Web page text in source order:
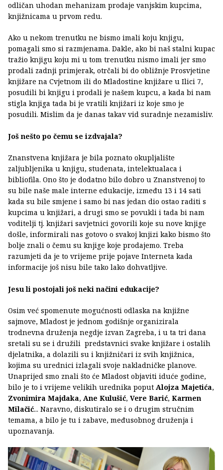
odličan uhodan mehanizam prodaje vanjskim kupcima,
knjižnicama u prvom redu.
Ako u nekom trenutku ne bismo imali koju knjigu,
pomagali smo si razmjenama. Dakle, ako bi naš stalni kupac
tražio knjigu koju mi u tom trenutku nismo imali jer smo
prodali zadnji primjerak, otrčali bi do obližnje Prosvjetine
knjižare na Cvjetnom ili do Mladostine knjižare u Ilici 7,
posudili bi knjigu i prodali je našem kupcu, a kada bi nam
stigla knjiga tada bi je vratili knjižari iz koje smo je
posudili. Mislim da je danas takav vid suradnje nezamisliv.
Još nešto po čemu se izdvajala?
Znanstvena knjižara je bila poznato okupljalište
zaljubljenika u knjigu, studenata, intelektualaca i
bibliofila. Ono što je dodatno bilo dobro u Znanstvenoj to
su bile naše male interne edukacije, između 13 i 14 sati
kada su bile smjene i samo bi nas jedan dio ostao raditi s
kupcima u knjižari, a drugi smo se povukli i tada bi nam
voditelji tj. knjižari savjetnici govorili koje su nove knjige
došle, informirali nas gotovo o svakoj knjizi kako bismo što
bolje znali o čemu su knjige koje prodajemo. Treba
razumjeti da je to vrijeme prije pojave Interneta kada
informacije još nisu bile tako lako dohvatljive.
Jesu li postojali još neki načini edukacije?
Osim već spomenute mogućnosti odlaska na knjižne
sajmove, Mladost je jednom godišnje organizirala
trodnevna druženja negdje izvan Zagreba, i u ta tri dana
sretali su se i družili predstavnici svake knjižare i ostalih
djelatnika, a dolazili su i knjižničari iz svih knjižnica,
kojima su urednici izlagali svoje nakladničke planove.
Unaprijed smo znali što će Mladost objaviti iduće godine,
bilo je to i vrijeme velikih urednika poput Alojza Majetića,
Zvonimira Majdaka, Ane Kulušić, Vere Barić, Karmen
Milačić... Naravno, diskutiralo se i o drugim stručnim
temama, a bilo je tu i zabave, međusobnog druženja i
upoznavanja.